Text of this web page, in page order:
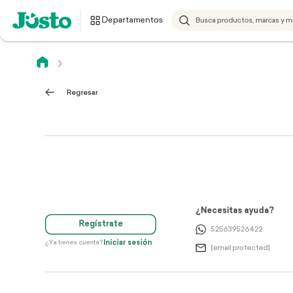
Departamentos
Regresar
Regístrate
¿Ya tienes cuenta? Iniciar sesión
¿Necesitas ayuda?
525639526422
[email protected]